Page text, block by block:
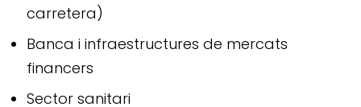
carretera)
Banca i infraestructures de mercats
financers
Sector sanitari